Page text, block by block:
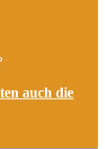
auch die